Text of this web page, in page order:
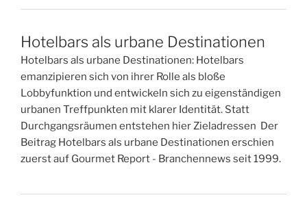
Hotelbars als urbane Destinationen
Hotelbars als urbane Destinationen: Hotelbars
emanzipieren sich von ihrer Rolle als bloße
Lobbyfunktion und entwickeln sich zu eigenständigen
urbanen Treffpunkten mit klarer Identität. Statt
Durchgangsräumen entstehen hier Zieladressen Der
Beitrag Hotelbars als urbane Destinationen erschien
zuerst auf Gourmet Report - Branchennews seit 1999.